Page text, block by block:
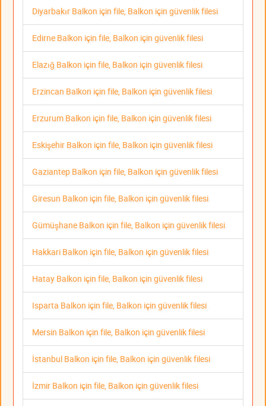
Diyarbakır Balkon için file, Balkon için güvenlik filesi
Edirne Balkon için file, Balkon için güvenlik filesi
Elazığ Balkon için file, Balkon için güvenlik filesi
Erzincan Balkon için file, Balkon için güvenlik filesi
Erzurum Balkon için file, Balkon için güvenlik filesi
Eskişehir Balkon için file, Balkon için güvenlik filesi
Gaziantep Balkon için file, Balkon için güvenlik filesi
Giresun Balkon için file, Balkon için güvenlik filesi
Gümüşhane Balkon için file, Balkon için güvenlik filesi
Hakkari Balkon için file, Balkon için güvenlik filesi
Hatay Balkon için file, Balkon için güvenlik filesi
Isparta Balkon için file, Balkon için güvenlik filesi
Mersin Balkon için file, Balkon için güvenlik filesi
İstanbul Balkon için file, Balkon için güvenlik filesi
İzmir Balkon için file, Balkon için güvenlik filesi